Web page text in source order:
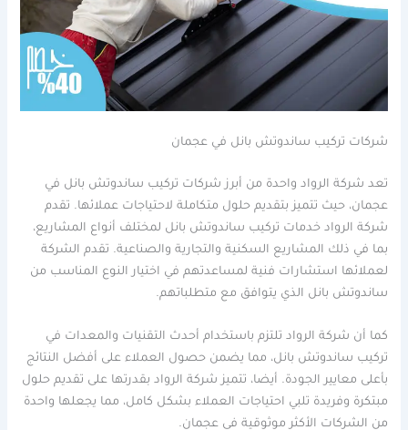
شركات تركيب ساندوتش بانل في عجمان
تعد شركة الرواد واحدة من أبرز شركات تركيب ساندوتش بانل في
عجمان، حيث تتميز بتقديم حلول متكاملة لاحتياجات عملائها. تقدم
شركة الرواد خدمات تركيب ساندوتش بانل لمختلف أنواع المشاريع،
بما في ذلك المشاريع السكنية والتجارية والصناعية. تقدم الشركة
لعملائها استشارات فنية لمساعدتهم في اختيار النوع المناسب من
ساندوتش بانل الذي يتوافق مع متطلباتهم.
كما أن شركة الرواد تلتزم باستخدام أحدث التقنيات والمعدات في
تركيب ساندوتش بانل، مما يضمن حصول العملاء على أفضل النتائج
بأعلى معايير الجودة. أيضا، تتميز شركة الرواد بقدرتها على تقديم حلول
مبتكرة وفريدة تلبي احتياجات العملاء بشكل كامل، مما يجعلها واحدة
من الشركات الأكثر موثوقية في عجمان.